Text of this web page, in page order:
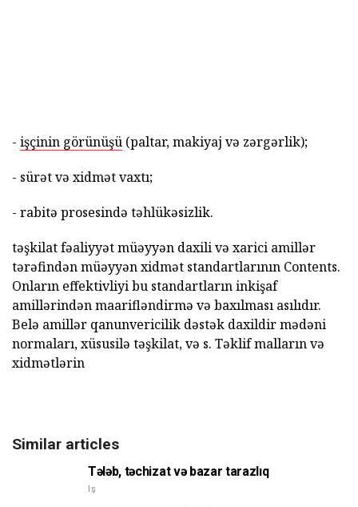
- işçinin görünüşü (paltar, makiyaj və zərgərlik);
- sürət və xidmət vaxtı;
- rabitə prosesində təhlükəsizlik.
təşkilat fəaliyyət müəyyən daxili və xarici amillər
tərəfindən müəyyən xidmət standartlarının Contents.
Onların effektivliyi bu standartların inkişaf
amillərindən maarifləndirmə və baxılması asılıdır.
Belə amillər qanunvericilik dəstək daxildir mədəni
normaları, xüsusilə təşkilat, və s. Təklif malların və
xidmətlərin
Similar articles
Tələb, təchizat və bazar tarazlıq
Iş